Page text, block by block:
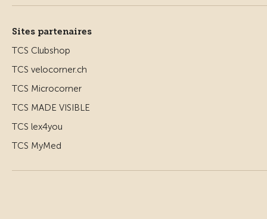
Sites partenaires
TCS Clubshop
TCS velocorner.ch
TCS Microcorner
TCS MADE VISIBLE
TCS lex4you
TCS MyMed